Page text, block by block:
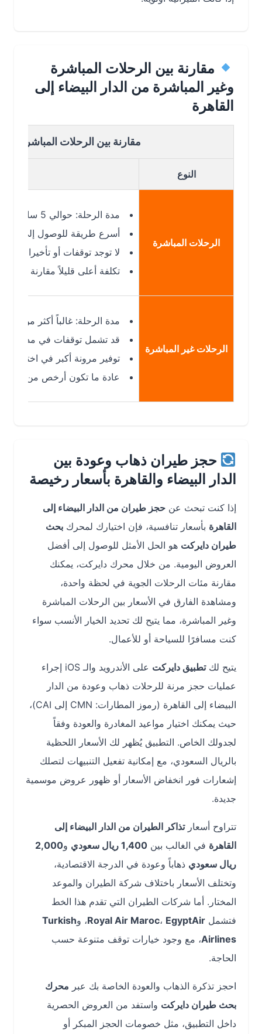
مقارنة بين الرحلات المباشرة
وغير المباشرة من الدار البيضاء إلى
القاهرة
مقارنة بين الرحلات المباشرة وغير
الرحلات المباشرة
مدة الرحلة: حوالي 5 ساعات و20 دقيقة.
أسرع طريقة للوصول إلى القاهرة من
لا توجد توقفات أو تأخيرات إضافية
تكلفة أعلى قليلاً مقارنة ببعض
الرحلات غير المباشرة
مدة الرحلة: غالباً أكثر من 8 ساعات (بسبب التوقف).
قد تشمل توقفات في مدن مثل
توفير مرونة أكبر في اختيار وقت
عادة ما تكون أرخص من الرحلات
حجز طيران ذهاب وعودة بين
الدار البيضاء والقاهرة بأسعار رخيصة
إذا كنت تبحث عنحجز طيران من الدار البيضاء إلى
القاهرةبأسعار تنافسية، فإن اختيارك لمحركبحث
طيران دايركتهو الحل الأمثل للوصول إلى أفضل
العروض اليومية. من خلال محرك دايركت، يمكنك
مقارنة مئات الرحلات الجوية في لحظة واحدة،
ومشاهدة الفارق في الأسعار بين الرحلات المباشرة
وغير المباشرة، مما يتيح لك تحديد الخيار الأنسب سواء
كنت مسافرًا للسياحة أو للأعمال.
يتيح لكتطبيق دايركت
على الأندرويد والـ iOS إجراء
عمليات حجز مرنة للرحلات ذهاب وعودة من الدار
البيضاء إلى القاهرة (رموز المطارات: CMN إلى CAI)،
حيث يمكنك اختيار مواعيد المغادرة والعودة وفقاً
لجدولك الخاص. التطبيق يُظهر لك الأسعار اللحظية
بالريال السعودي، مع إمكانية تفعيل التنبيهات لتصلك
إشعارات فور انخفاض الأسعار أو ظهور عروض موسمية
جديدة.
تتراوح أسعارتذاكر الطيران من الدار البيضاء إلى
القاهرةفي الغالب بين1,400 ريال سعودي و2,000
ريال سعوديذهاباً وعودة في الدرجة الاقتصادية،
وتختلف الأسعار باختلاف شركة الطيران والموعد
المختار. أما شركات الطيران التي تقدم هذا الخط
فتشمل
Royal Air Maroc،EgyptAir ، وTurkish
Airlines، مع وجود خيارات توقف متنوعة حسب
الحاجة.
احجز تذكرة الذهاب والعودة الخاصة بك عبرمحرك
بحث طيران دايركتواستفد من العروض الحصرية
داخل التطبيق، مثل خصومات الحجز المبكر أو